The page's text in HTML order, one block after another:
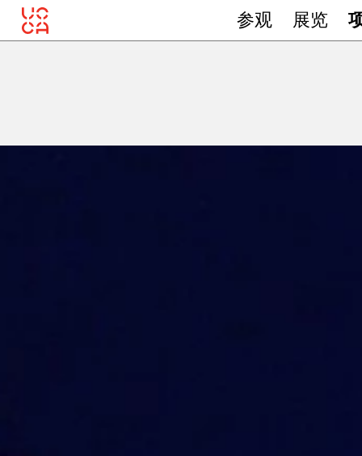
参观 展览